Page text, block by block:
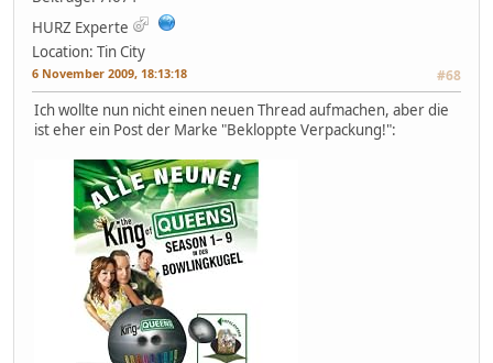
HURZ Experte
Location: Tin City
6 November 2009, 18:13:18 #68
Ich wollte nun nicht einen neuen Thread aufmachen, aber die
ist eher ein Post der Marke "Bekloppte Verpackung!":